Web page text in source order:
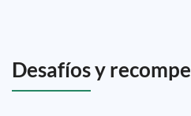
Desafíos y